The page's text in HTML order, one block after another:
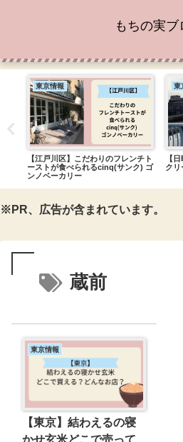
もちの実ブ
東京情報
【江戸川区】こだわりのフレンチト
ーストが食べられるcinq(サンク) ゴ
ンノベーカリー
東
【
クリ
※PR、広告が含まれています。
蔵前
東京情報
【東京】結わえるの寝
かせ玄米どこで売って